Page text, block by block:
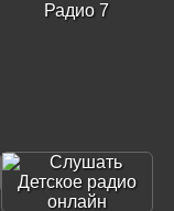
Радио 7